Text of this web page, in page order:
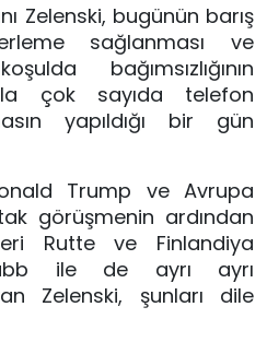
Zelenski, bugünün barış
sağlanması ve
bağımsızlığının
çok sayıda telefon
yapıldığı bir gün
Trump ve Avrupa
görüşmenin ardından
Rutte ve Finlandiya
ile de ayrı ayrı
Zelenski, şunları dile